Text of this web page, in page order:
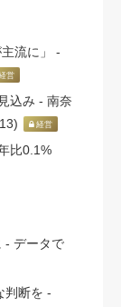
流に」 -
営
込み - 南奈
経営
比0.1%
- データで
判断を -